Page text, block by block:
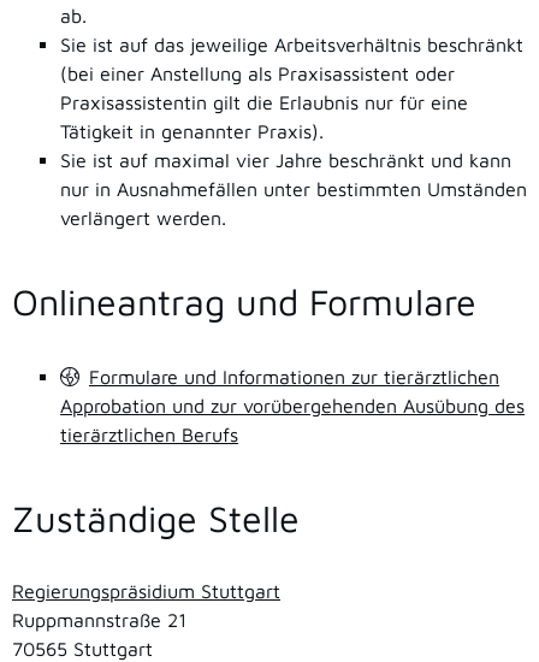
ab.
Sie ist auf das jeweilige Arbeitsverhältnis beschränkt
(bei einer Anstellung als Praxisassistent oder
Praxisassistentin gilt die Erlaubnis nur für eine
Tätigkeit in genannter Praxis).
Sie ist auf maximal vier Jahre beschränkt und kann
nur in Ausnahmefällen unter bestimmten Umständen
verlängert werden.
Onlineantrag und Formulare
Formulare und Informationen zur tierärztlichen
Approbation und zur vorübergehenden Ausübung des
tierärztlichen Berufs
Zuständige Stelle
Regierungspräsidium Stuttgart
Ruppmannstraße 21
70565 Stuttgart